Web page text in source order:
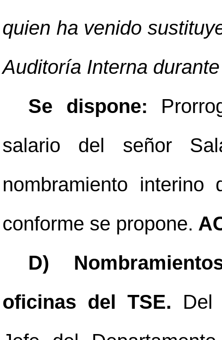
quien ha venido
Auditoría Interna
Se dispone:
salario del señor
nombramiento
conforme se propone.
D)
oficinas del TSE. Del